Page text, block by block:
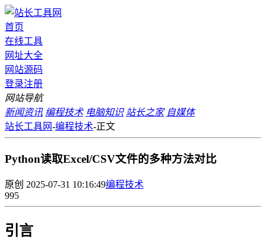
首页
在线工具
网址大全
网站源码
登录注册
网站导航
新闻资讯 编程技术 电脑知识 站长之家 自媒体
站长工具网-编程技术-正文
Python读取Excel/CSV文件的多种方法对比
原创 2025-07-31 10:16:49编程技术
995
引言